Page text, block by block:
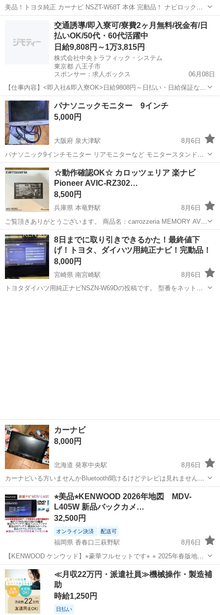
美品！トヨタ純正 カーナビ NSZT-W68T 本体 完動品！ ナビロック解
除済！ 地図SDあり！ Bluetooth、フルセグTV、HDMI入力に対応した
トヨタ純正のメモリーナビゲーションシステムです。 - メーカ...
名鉄岐阜駅 カーナビ、テレビ
交通誘導/即入寮可/寮費2ヶ月無料/祝金有/日
払いOK/50代・60代活躍中
日給9,808円～1万3,815円
株式会社中央トラフィック・システム
東京都 八王子市
スポンサー：求人ボックス
06月08日
【仕事内容】<即入社&即入寮OK>日給9808円～日払い・日給保証など
待遇充実!寮費2ヶ月無料×祝金4.5万円有 <募集情報> 時間・お金の心配
ゼロでスタート/ ・2ヶ月寮費費無料 ・入社祝い金4.5万円 ・日払いOK
・プライベ...
アルバイト・パート
パナソニックモニター 9インチ
5,000円
大阪府 泉大津駅
8月6日
パナソニック9インチモニター リアモニターなど モニタースタンド両
面テープ残ったままです。
大阪 泉大津市 泉大津駅 カーナビ、テレビ モニター
☆動作確認OK☆ カロッツェリア 楽ナビ
Pioneer AVIC-RZ302…
8,500円
兵庫県 本竜野駅
8月6日
ご覧頂きありがとうございます。 商品名：carrozzeria MEMORY AV
NAVIGATION SYSTEM メーカー：Pioneer 型式：AVIC-RZ302 シリア
ル番号：SETW024510JP 所有...
兵庫 たつの市 本竜野駅 カーナビ、テレビ
8日までに取り引きできるかた！最終値下
げ！トヨタ、ダイハツ用純正ナビ！完動品！
8,000円
宮崎県 南宮崎駅
8月6日
トヨタダイハツ用純正ナビNSZN-W69Dの投稿です。 型番をネットで
カーナビ
8,000円
北海道 発寒中央駅
8月6日
カーナビいる方いませんかBluetooth聞けるけどテレビは見れませんナ
ビはできます 7インチです 話早い方多少値下げかのうです
発寒中央駅 カーナビ、テレビ
⭐︎美品⭐︎KENWOOD 2026年地図 MDV-
L405W 新品バックカメ…
32,500円
オンライン決済 配送可
福岡県 香春口三萩野駅
8月6日
【KENWOOD ケンウッド】⭐︎豪華フルセットです⭐︎ ⭐︎ 2025年春版地
図 ★VICS WIDE搭載★ ⭐︎ 新品バックカメラ & ステアリングリモ
コン付き ＋ ⭐︎ 全て新品パーツの豪華フルセ...
福岡 北九州市 香春口三萩野駅 カーナビ、テレビ
新品
≪月収22万円・派遣社員≫機械操作・製造補
助
時給1,250円
日払い